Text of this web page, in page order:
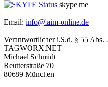
skype me
Email: info@laim-online.de
Verantwortlicher i.S.d. § 55 Abs.
TAGWORX.NET
Michael Schmidt
Reutterstraße 70
80689 München